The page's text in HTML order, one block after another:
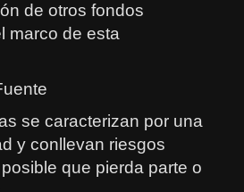
de otros fondos
marco de esta
se caracterizan por una
y conllevan riesgos
que pierda parte o